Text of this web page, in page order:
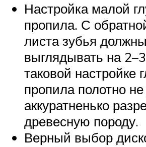
Настройка малой
пропила. С
листа зубья должны
выглядывать на
таковой настройке
пропила полотно
аккуратненько
древесную породу.
Верный выбор